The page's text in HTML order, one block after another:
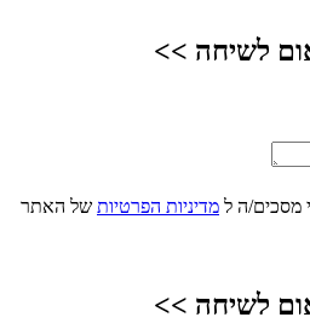
לשיחה >>
מסכים/ה ל מדיניות הפרטיות של האתר
לשיחה >>